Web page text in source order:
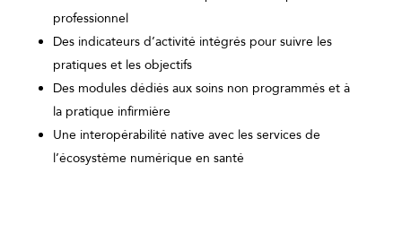
professionnel
Des indicateurs d’activité intégrés pour suivre les
pratiques et les objectifs
Des modules dédiés aux soins non programmés et à
la pratique infirmière
Une interopérabilité native avec les services de
l’écosystème numérique en santé